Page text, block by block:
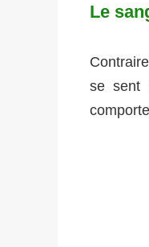
Le
se sent